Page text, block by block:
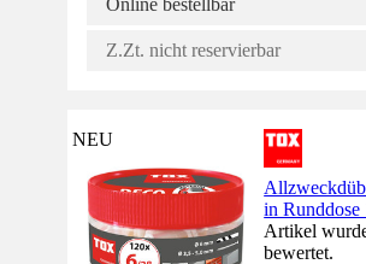
Z.Zt. nicht reservierbar
NEU
in Runddose
Artikel
bewertet.